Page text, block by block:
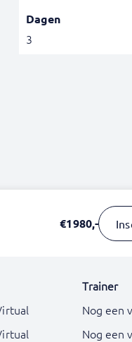
Dagen
3
€1980,-
Trainer
Nog een
Nog een